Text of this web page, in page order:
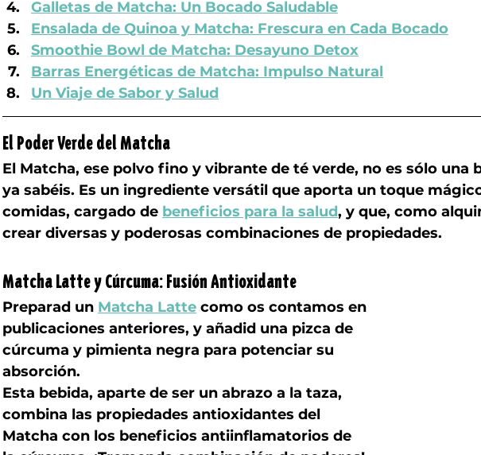
Galletas de Matcha: Un Bocado Saludable
Ensalada de Quinoa y Matcha: Frescura en Cada Bocado
Smoothie Bowl de Matcha: Desayuno Detox
Barras Energéticas de Matcha: Impulso Natural
Un Viaje de Sabor y Salud
El Poder Verde del Matcha
El Matcha, ese polvo fino y vibrante de té verde, no es sólo una
ya sabéis. Es un ingrediente versátil que aporta un toque
comidas, cargado de beneficios para la salud, y que, como
crear diversas y poderosas combinaciones de propiedades.
Matcha Latte y Cúrcuma: Fusión Antioxidante
Preparad un Matcha Latte como os contamos en
publicaciones anteriores, y añadid una pizca de
cúrcuma y pimienta negra para potenciar su
absorción.
Esta bebida, aparte de ser un abrazo a la taza,
combina las propiedades antioxidantes del
Matcha con los beneficios antiinflamatorios de